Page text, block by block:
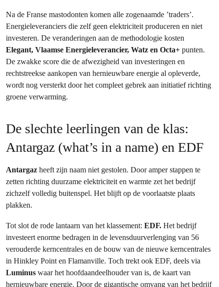
Na de Franse mastodonten komen alle zogenaamde ’traders’.
Energieleveranciers die zelf geen elektriciteit produceren en niet
investeren. De veranderingen aan de methodologie kosten
Elegant, Vlaamse Energieleverancier, Watz en Octa+ punten.
De zwakke score die de afwezigheid van investeringen en
rechtstreekse aankopen van hernieuwbare energie al opleverde,
wordt nog versterkt door het compleet gebrek aan initiatief richting
groene verwarming.
De slechte leerlingen van de klas:
Antargaz (what’s in a name) en EDF
Antargaz heeft zijn naam niet gestolen. Door amper stappen te
zetten richting duurzame elektriciteit en warmte zet het bedrijf
zichzelf volledig buitenspel. Het blijft op de voorlaatste plaats
plakken.
Tot slot de rode lantaarn van het klassement: EDF. Het bedrijf
investeert enorme bedragen in de levensduurverlenging van 56
verouderde kerncentrales en de bouw van de nieuwe kerncentrales
in Hinkley Point en Flamanville. Toch trekt ook EDF, deels via
Luminus waar het hoofdaandeelhouder van is, de kaart van
hernieuwbare energie. Door de gigantische omvang van het bedrijf